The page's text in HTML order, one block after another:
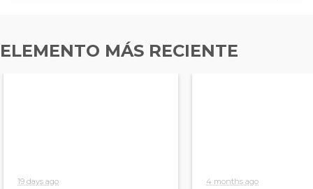
ELEMENTO MÁS RECIENTE
19 days ago 4 months ago